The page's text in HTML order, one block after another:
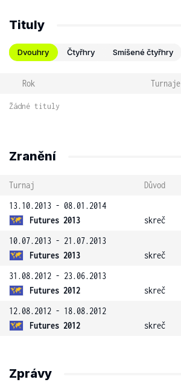
Tituly
Dvouhry Čtyřhry Smíšené čtyřhry
Rok Turnaje
Žádné tituly
Zranění
Turnaj
Důvod
13.10.2013 - 08.01.2014
Futures 2013
skreč
10.07.2013 - 21.07.2013
Futures 2013
skreč
31.08.2012 - 23.06.2013
Futures 2012
skreč
12.08.2012 - 18.08.2012
Futures 2012
skreč
Zprávy